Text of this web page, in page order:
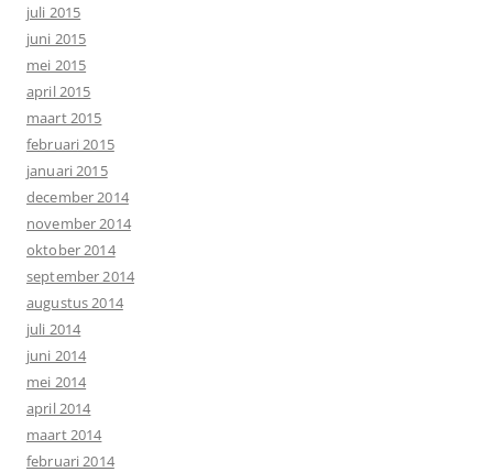
juli 2015
juni 2015
mei 2015
april 2015
maart 2015
februari 2015
januari 2015
december 2014
november 2014
oktober 2014
september 2014
augustus 2014
juli 2014
juni 2014
mei 2014
april 2014
maart 2014
februari 2014